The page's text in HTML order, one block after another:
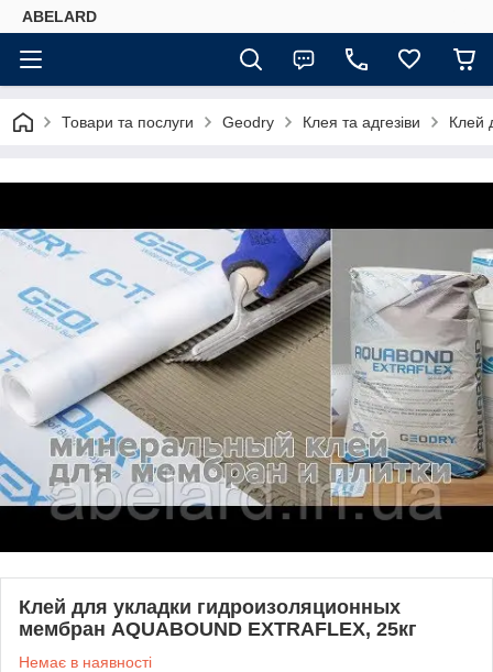
ABELARD
Товари та послуги Geodry Клея та адгезіви Клей
Клей для укладки гидроизоляционных
мембран AQUABOUND EXTRAFLEX, 25кг
Немає в наявності